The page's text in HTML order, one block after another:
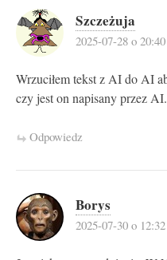
Szczeżuja
2025-07-28 o 20:40
Wrzuciłem tekst z AI do AI
czy jest on napisany przez
Odpowiedz
Borys
2025-07-30 o 12:32